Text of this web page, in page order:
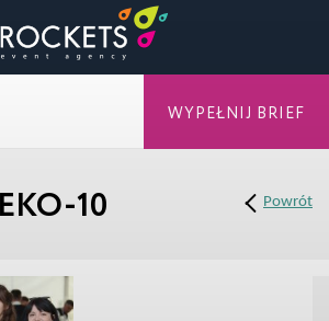
10 Powrót
WYPEŁNIJ BRIEF